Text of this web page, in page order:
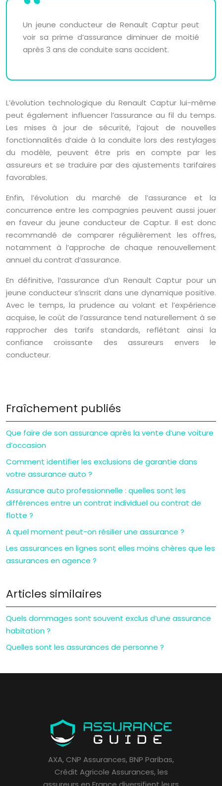
Un jeune conducteur de Renault Captur peut
voir sa prime d’assurance diminuer de moitié
après 3 ans de conduite sans accident.
L’évolution technologique du Renault Captur lui-même
peut également influencer l’assurance au fil du temps.
Les mises à jour de sécurité, l’ajout de nouvelles
fonctionnalités d’aide à la conduite lors des restylages
du modèle, peuvent être pris en compte par les
assureurs et se traduire par des ajustements tarifaires
favorables.
Enfin, l’évolution du marché de l’assurance et la
concurrence entre les compagnies peuvent aussi jouer
en faveur du jeune conducteur de Captur. Il est donc
recommandé de comparer régulièrement les offres,
notamment à l’approche de chaque renouvellement
annuel du contrat d’assurance.
En définitive, l’assurance d’un Renault Captur pour un
jeune conducteur s’inscrit dans une dynamique positive.
Avec le temps, la prudence au volant et l’expérience
acquise, le coût de l’assurance tend naturellement à se
rapprocher des tarifs standards, reflétant ainsi la
confiance croissante des assureurs envers le
conducteur.
Fraîchement publiés
Que faire de son assurance après la vente d’une voiture
d’occasion
Comment identifier les exclusions de garantie dans
votre assurance auto ?
Assurance auto professionnelle : quelles sont les
différences entre un contrat individuel ou contrat de
flotte ?
A quel moment peut-on résilier une assurance ?
Les assurances en lignes sont elles moins chères que les
assurances en agence ?
Articles similaires
Quels dommages sont souvent exclus d’une assurance
habitation ?
Quelles sont les assurances de personne ?
AXA, CNP Assurances, BNP Paribas,
Crédit Agricole Assurances, les